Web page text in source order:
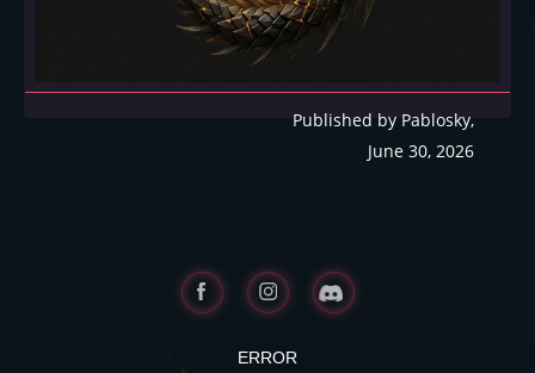
Published by Pablosky,
June 30, 2026
ERROR